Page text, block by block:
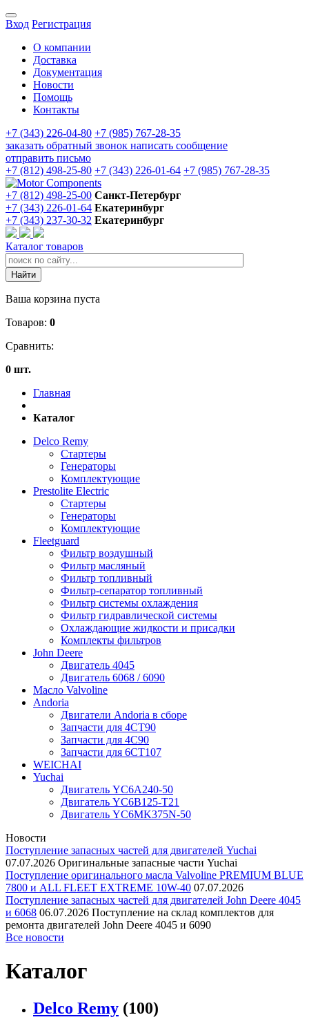
Вход Регистрация
О компании
Доставка
Документация
Новости
Помощь
Контакты
+7 (343) 226-04-80 +7 (985) 767-28-35
заказать обратный звонок написать сообщение
отправить письмо
+7 (812) 498-25-80 +7 (343) 226-01-64 +7 (985) 767-28-35
+7 (812) 498-25-00 Санкт-Петербург
+7 (343) 226-01-64 Екатеринбург
+7 (343) 237-30-32 Екатеринбург
Каталог товаров
Ваша корзина пуста
Товаров: 0
Сравнить:
0 шт.
Главная
Каталог
Delco Remy
Стартеры
Генераторы
Комплектующие
Prestolite Electric
Стартеры
Генераторы
Комплектующие
Fleetguard
Фильтр воздушный
Фильтр масляный
Фильтр топливный
Фильтр-сепаратор топливный
Фильтр системы охлаждения
Фильтр гидравлической системы
Охлаждающие жидкости и присадки
Комплекты фильтров
John Deere
Двигатель 4045
Двигатель 6068 / 6090
Масло Valvoline
Andoria
Двигатели Andoria в сборе
Запчасти для 4CT90
Запчасти для 4С90
Запчасти для 6CT107
WEICHAI
Yuchai
Двигатель YC6A240-50
Двигатель YC6B125-T21
Двигатель YC6MK375N-50
Новости
Поступление запасных частей для двигателей Yuchai
07.07.2026 Оригинальные запасные части Yuchai
Поступление оригинального масла Valvoline PREMIUM BLUE
7800 и ALL FLEET EXTREME 10W-40 07.07.2026
Поступление запасных частей для двигателей John Deere 4045
и 6068 06.07.2026 Поступление на склад комплектов для
ремонта двигателей John Deere 4045 и 6090
Все новости
Каталог
Delco Remy (100)